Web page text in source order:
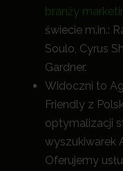
branży
świecie m.in.:
Soulo, Cyrus
Gardner.
Widoczni to
Friendly z
optymalizacji
wyszukiwarek
Oferujemy